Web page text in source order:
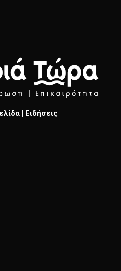
| Ειδήσεις